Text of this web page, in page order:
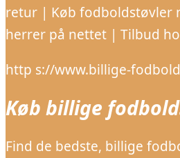
retur | Køb fodboldstøvler
herrer på nettet | Tilbud
http s://www.billige-
Køb billige
Find de bedste, billige